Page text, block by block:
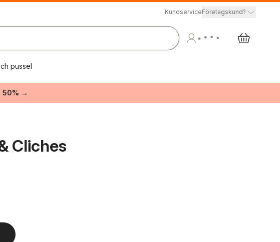
KundserviceFöretagskund?
pussel
50% →
Cliches